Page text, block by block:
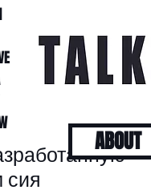
сия
ABOUT